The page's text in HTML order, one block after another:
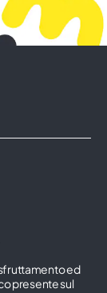
ed
presente sul